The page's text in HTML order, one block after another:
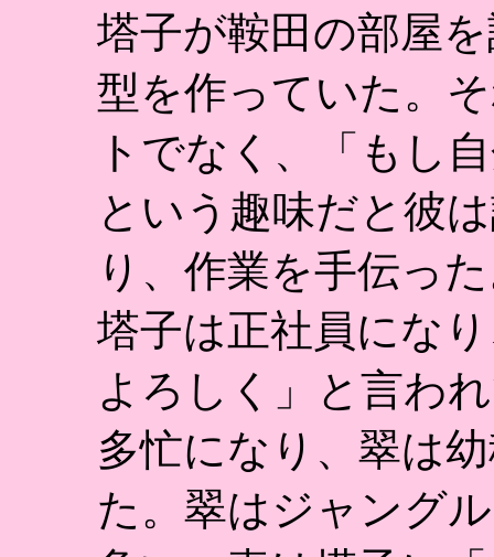
塔子が鞍田の部屋
型を作っていた。
トでなく、「もし
という趣味だと彼
り、作業を手伝っ
塔子は正社員にな
よろしく」と言わ
多忙になり、翠は
た。翠はジャング